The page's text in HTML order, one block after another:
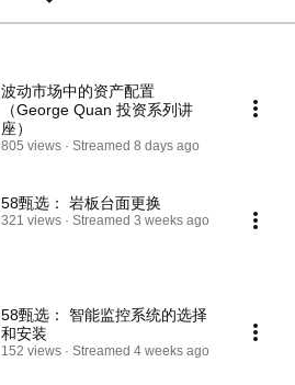
波动市场中的资产配置
（George Quan 投资系列讲
座）
805 views Streamed 8 days ago
58甄选： 岩板台面更换
321 views Streamed 3 weeks ago
58甄选： 智能监控系统的选择
和安装
152 views Streamed 4 weeks ago